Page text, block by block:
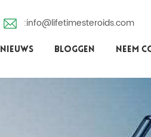
:info@lifetimesteroids.com
NIEUWS BLOGGEN NEEM